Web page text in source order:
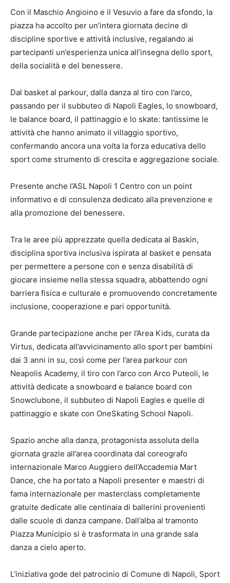
Con il Maschio Angioino e il Vesuvio a fare da sfondo, la
piazza ha accolto per un’intera giornata decine di
discipline sportive e attività inclusive, regalando ai
partecipanti un’esperienza unica all’insegna dello sport,
della socialità e del benessere.
Dal basket al parkour, dalla danza al tiro con l’arco,
passando per il subbuteo di Napoli Eagles, lo snowboard,
le balance board, il pattinaggio e lo skate: tantissime le
attività che hanno animato il villaggio sportivo,
confermando ancora una volta la forza educativa dello
sport come strumento di crescita e aggregazione sociale.
Presente anche l’ASL Napoli 1 Centro con un point
informativo e di consulenza dedicato alla prevenzione e
alla promozione del benessere.
Tra le aree più apprezzate quella dedicata al Baskin,
disciplina sportiva inclusiva ispirata al basket e pensata
per permettere a persone con e senza disabilità di
giocare insieme nella stessa squadra, abbattendo ogni
barriera fisica e culturale e promuovendo concretamente
inclusione, cooperazione e pari opportunità.
Grande partecipazione anche per l’Area Kids, curata da
Virtus, dedicata all’avvicinamento allo sport per bambini
dai 3 anni in su, così come per l’area parkour con
Neapolis Academy, il tiro con l’arco con Arco Puteoli, le
attività dedicate a snowboard e balance board con
Snowclubone, il subbuteo di Napoli Eagles e quelle di
pattinaggio e skate con OneSkating School Napoli.
Spazio anche alla danza, protagonista assoluta della
giornata grazie all’area coordinata dal coreografo
internazionale Marco Auggiero dell’Accademia Mart
Dance, che ha portato a Napoli presenter e maestri di
fama internazionale per masterclass completamente
gratuite dedicate alle centinaia di ballerini provenienti
dalle scuole di danza campane. Dall’alba al tramonto
Piazza Municipio si è trasformata in una grande sala
danza a cielo aperto.
L’iniziativa gode del patrocinio di Comune di Napoli, Sport